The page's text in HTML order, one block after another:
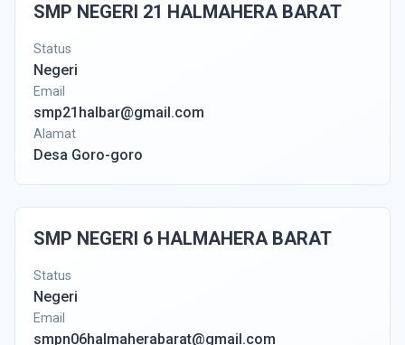
SMP NEGERI 21 HALMAHERA BARAT
Status
Negeri
Email
smp21halbar@gmail.com
Alamat
Desa Goro-goro
SMP NEGERI 6 HALMAHERA BARAT
Status
Negeri
Email
smpn06halmaherabarat@gmail.com